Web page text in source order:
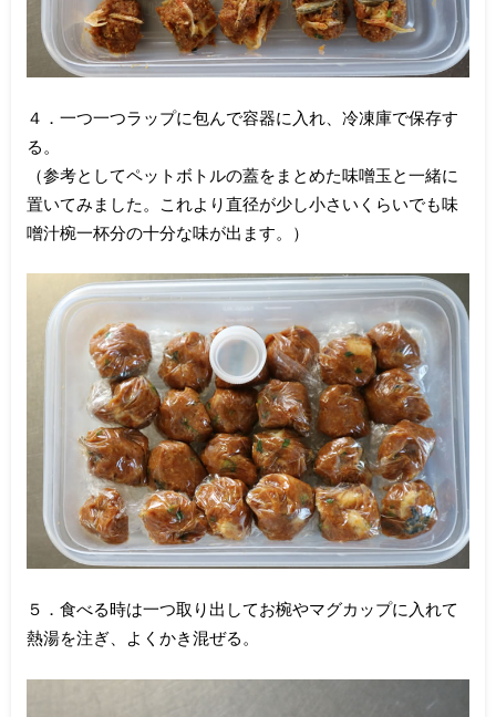
４．一つ一つラップに包んで容器に入れ、冷凍庫で保存す
る。
（参考としてペットボトルの蓋をまとめた味噌玉と一緒に
置いてみました。これより直径が少し小さいくらいでも味
噌汁椀一杯分の十分な味が出ます。）
５．食べる時は一つ取り出してお椀やマグカップに入れて
熱湯を注ぎ、よくかき混ぜる。